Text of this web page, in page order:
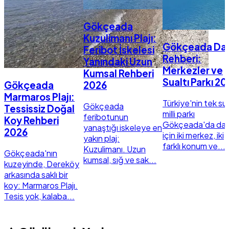
Gökçeada
Marmaros Plajı:
Tessissiz Doğal
Koy Rehberi
2026
Gökçeada'nın
kuzeyinde, Dereköy
arkasında saklı bir
koy: Marmaros Plajı.
Tesis yok, kalaba...
Gökçeada
Kuzulimanı Plajı:
Feribot İskelesi
Yanındaki Uzun
Kumsal Rehberi
2026
Gökçeada
feribotunun
yanaştığı iskeleye en
yakın plaj:
Kuzulimanı. Uzun
kumsal, sığ ve sak...
Gökçeada
Rehberi:
Merkezler ve
Sualtı Parkı
Türkiye'nin tek
milli parkı
Gökçeada'da
için iki merkez, iki
farklı konum ve...